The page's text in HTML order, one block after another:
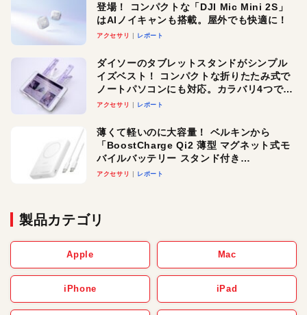
登場！ コンパクトな「DJI Mic Mini 2S」
はAIノイキャンも搭載。屋外でも快適に！
アクセサリ レポート
ダイソーのタブレットスタンドがシンプル
イズベスト！ コンパクトな折りたたみ式で
ノートパソコンにも対応。カラバリ4つで選
べる楽しさも
アクセサリ レポート
薄くて軽いのに大容量！ ベルキンから
「BoostCharge Qi2 薄型 マグネット式モ
バイルバッテリー スタンド付き
10,000mAh」が登場。3台同時充電対応で
アクセサリ レポート
製品カテゴリ
Apple Mac
iPhone iPad